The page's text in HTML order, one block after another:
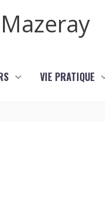
VIE PRATIQUE